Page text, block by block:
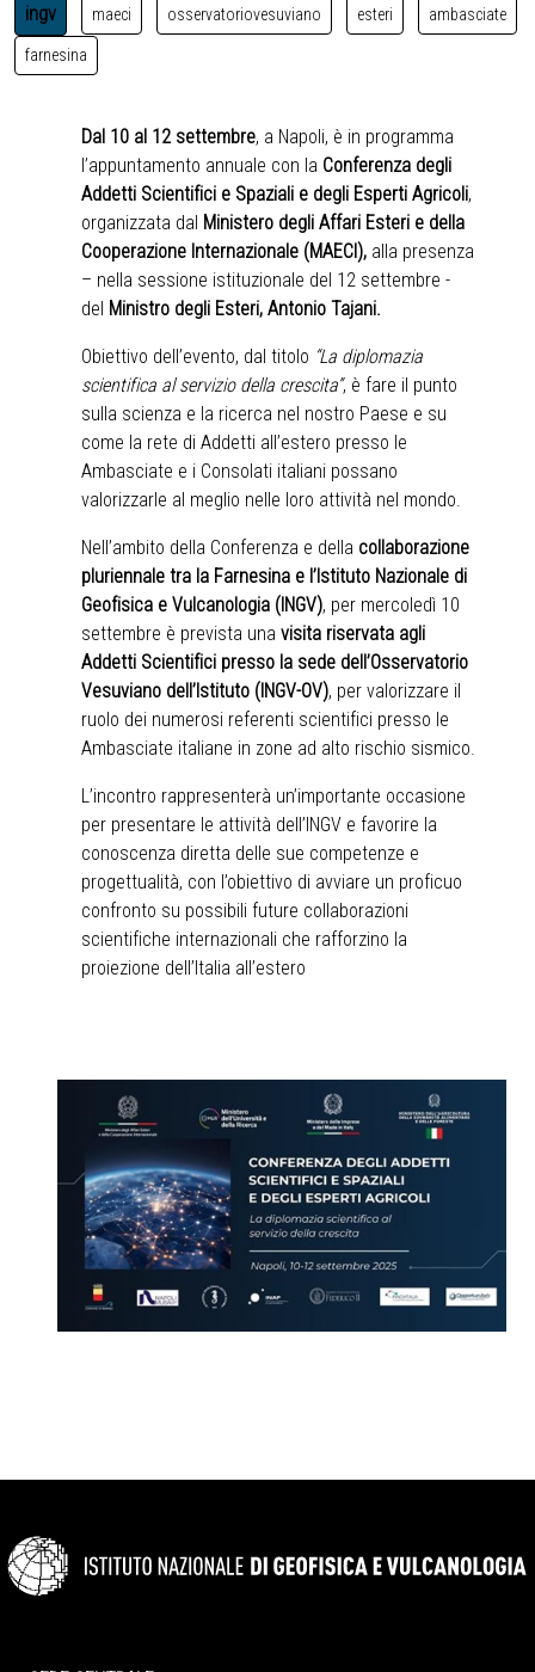
ingv maeci osservatoriovesuviano esteri ambasciate
farnesina
Dal 10 al 12 settembre, a Napoli, è in programma
l’appuntamento annuale con la Conferenza degli
Addetti Scientifici e Spaziali e degli Esperti Agricoli,
organizzata dal Ministero degli Affari Esteri e della
Cooperazione Internazionale (MAECI), alla presenza
– nella sessione istituzionale del 12 settembre -
del Ministro degli Esteri, Antonio Tajani.
Obiettivo dell’evento, dal titolo “La diplomazia
scientifica al servizio della crescita”, è fare il punto
sulla scienza e la ricerca nel nostro Paese e su
come la rete di Addetti all’estero presso le
Ambasciate e i Consolati italiani possano
valorizzarle al meglio nelle loro attività nel mondo.
Nell’ambito della Conferenza e della collaborazione
pluriennale tra la Farnesina e l’Istituto Nazionale di
Geofisica e Vulcanologia (INGV), per mercoledì 10
settembre è prevista una visita riservata agli
Addetti Scientifici presso la sede dell’Osservatorio
Vesuviano dell’Istituto (INGV-OV), per valorizzare il
ruolo dei numerosi referenti scientifici presso le
Ambasciate italiane in zone ad alto rischio sismico.
L’incontro rappresenterà un’importante occasione
per presentare le attività dell’INGV e favorire la
conoscenza diretta delle sue competenze e
progettualità, con l’obiettivo di avviare un proficuo
confronto su possibili future collaborazioni
scientifiche internazionali che rafforzino la
proiezione dell’Italia all’estero